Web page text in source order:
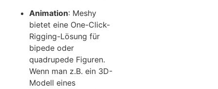
Animation: Meshy
bietet eine One-Click-
Rigging-Lösung für
bipede oder
quadrupede Figuren.
Wenn man z.B. ein 3D-
Modell eines